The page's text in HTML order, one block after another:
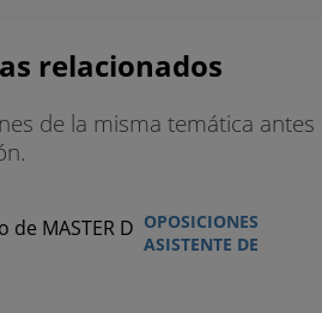
relacionados
de la misma temática antes
OPOSICIONES
ASISTENTE DE